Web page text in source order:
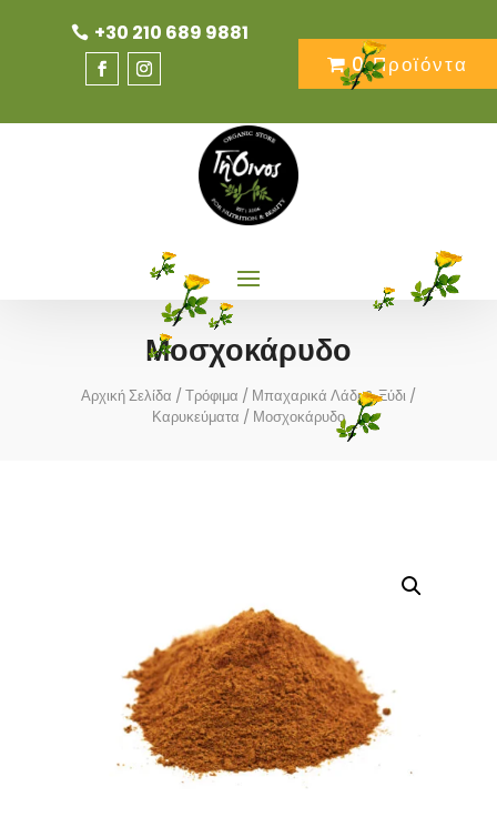
+30 210 689 9881
0 Προϊόντα
Μοσχοκάρυδο
Αρχική Σελίδα /Τρόφιμα / Μπαχαρικά Λάδι & Ξύδι/
Καρυκεύματα / Μοσχοκάρυδο